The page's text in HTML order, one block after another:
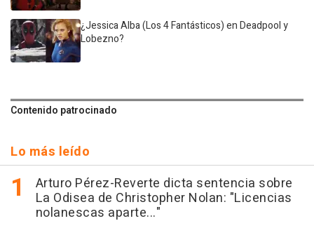
¿Jessica Alba (Los 4 Fantásticos) en Deadpool y
Lobezno?
Contenido patrocinado
Lo más leído
Arturo Pérez-Reverte dicta sentencia sobre
La Odisea de Christopher Nolan: "Licencias
nolanescas aparte..."